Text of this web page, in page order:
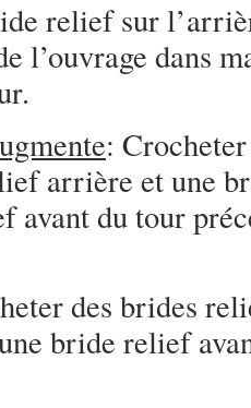
relief sur
l’ouvrage dans
:
arrière et une
avant du tour
des brides
bride relief